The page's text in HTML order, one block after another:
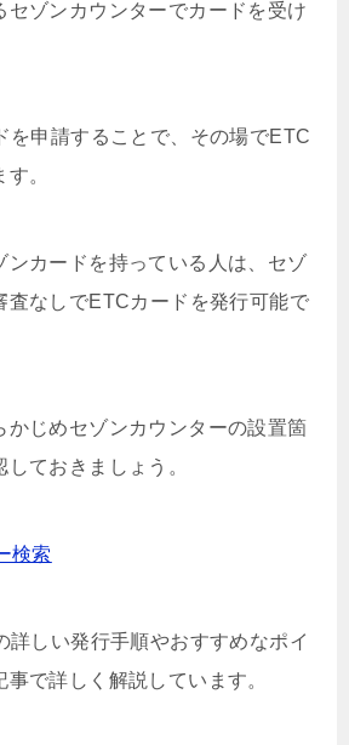
セゾンカウンターでカードを受け
申請することで、 その場でETC
す。
ンカードを持っている人は、セゾ
査なしでETCカードを発行可能で
かじめセゾンカウンターの設置箇
ておきましょう。
検索
詳しい発行手順やおすすめなポイ
で詳しく解説しています。